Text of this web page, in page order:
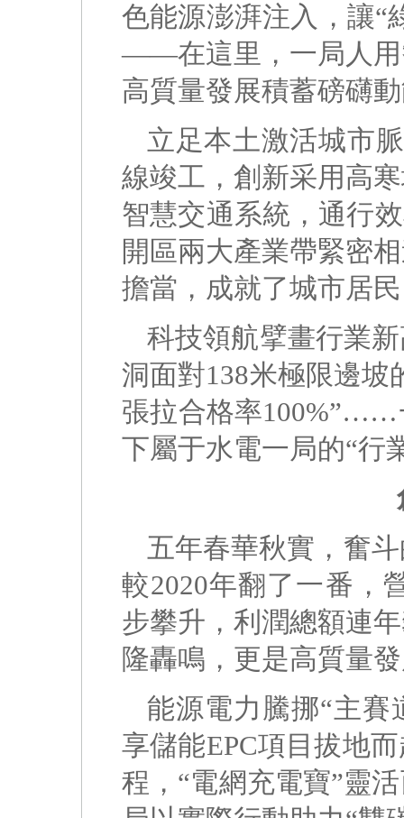
色能源澎湃注入，讓“
——在這里，一局人用
高質量發展積蓄磅礴
立足本土激活城市
線竣工，創新采用高
智慧交通系統，通行
開區兩大產業帶緊密
擔當，成就了城市居
科技領航擘畫行業
洞面對138米極限邊坡
張拉合格率100%”……
下屬于水電一局的“行
五年春華秋實，奮
較2020年翻了一番，
步攀升，利潤總額連
隆轟鳴，更是高質量
能源電力騰挪“主賽
享儲能EPC項目拔地
程，“電網充電寶”靈